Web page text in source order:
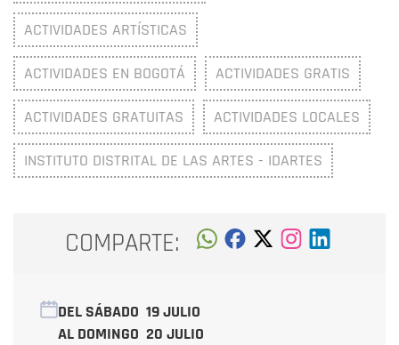
ACTIVIDADES ARTÍSTICAS
ACTIVIDADES EN BOGOTÁ ACTIVIDADES GRATIS
ACTIVIDADES GRATUITAS ACTIVIDADES LOCALES
INSTITUTO DISTRITAL DE LAS ARTES - IDARTES
COMPARTE:
DEL SÁBADO 19 JULIO
AL DOMINGO 20 JULIO